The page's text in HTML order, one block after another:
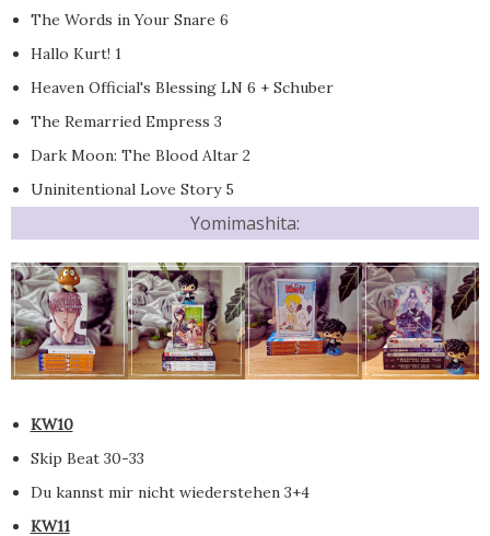
The Words in Your Snare 6
Hallo Kurt! 1
Heaven Official's Blessing LN 6 + Schuber
The Remarried Empress 3
Dark Moon: The Blood Altar 2
Uninitentional Love Story 5
Yomimashita:
KW10
Skip Beat 30-33
Du kannst mir nicht wiederstehen 3+4
KW11